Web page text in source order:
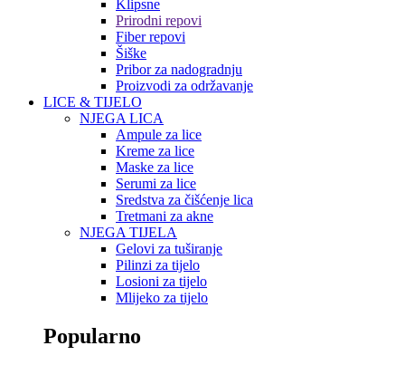
Klipsne
Prirodni repovi
Fiber repovi
Šiške
Pribor za nadogradnju
Proizvodi za održavanje
LICE & TIJELO
NJEGA LICA
Ampule za lice
Kreme za lice
Maske za lice
Serumi za lice
Sredstva za čišćenje lica
Tretmani za akne
NJEGA TIJELA
Gelovi za tuširanje
Pilinzi za tijelo
Losioni za tijelo
Mlijeko za tijelo
Popularno